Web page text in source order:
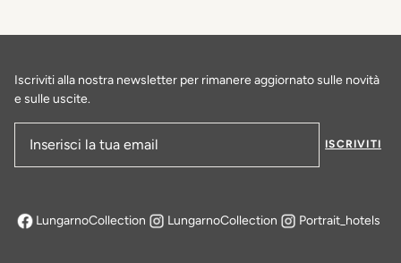
Iscriviti alla nostra newsletter per rimanere aggiornato sulle novità
e sulle uscite.
ISCRIVITI
LungarnoCollection
si apre in una nuova scheda
LungarnoCollection Portrait_hotels